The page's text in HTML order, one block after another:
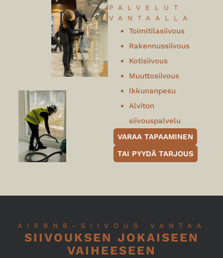
PALVELUT
VANTAALLA
Toimitilasiivous
Rakennussiivous
Kotisiivous
Muuttosiivous
Ikkunanpesu
Alviton
siivouspalvelu
VARAA TAPAAMINEN
TAI PYYDÄ TARJOUS
AIRBNB-SIIVOUS VANTAA
SIIVOUKSEN JOKAISEEN
VAIHEESEEN